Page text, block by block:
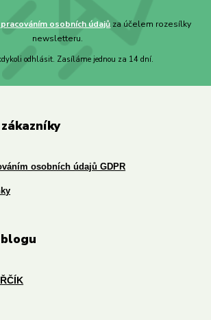
osobních údajů za účelem rozesílky
newsletteru.
odhlásit. Zasíláme jednou za 14 dní.
osobních údajů GDPR